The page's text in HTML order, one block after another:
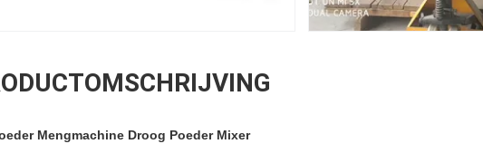
Mengmachine Droog Poeder Mixer